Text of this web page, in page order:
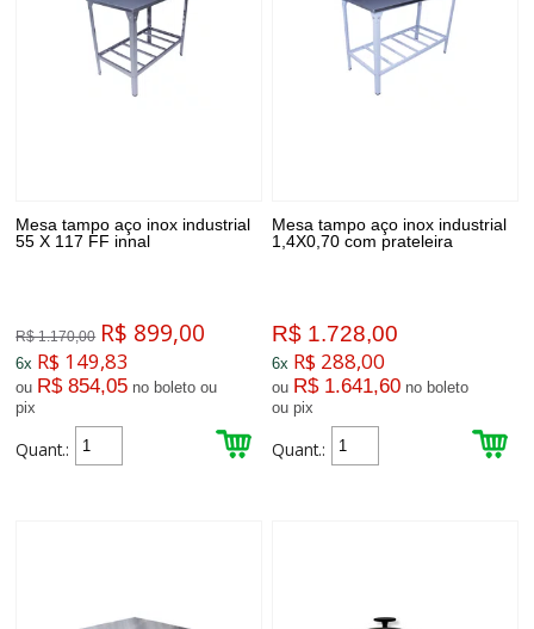
Mesa tampo aço inox industrial
55 X 117 FF innal
R$ 1.170,00 R$ 899,00
6x R$ 149,83
ou R$ 854,05 no boleto ou
pix
Quant.:
Mesa tampo aço inox industrial
1,4X0,70 com prateleira
R$ 1.728,00
6x R$ 288,00
ou R$ 1.641,60 no boleto
ou pix
Quant.: